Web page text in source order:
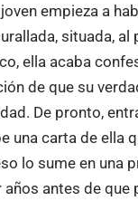
empieza a
situada, al
ella acaba
de que su
De pronto,
una carta de ella
lo sume en una
años antes de que